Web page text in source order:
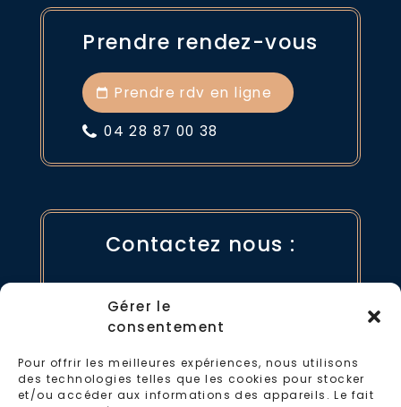
Gérer le
consentement
Pour offrir les meilleures expériences, nous utilisons
des technologies telles que les cookies pour stocker
et/ou accéder aux informations des appareils. Le fait
Prendre rendez-vous
Prendre rdv en ligne
04 28 87 00 38
Contactez nous :
04 28 87 00 38